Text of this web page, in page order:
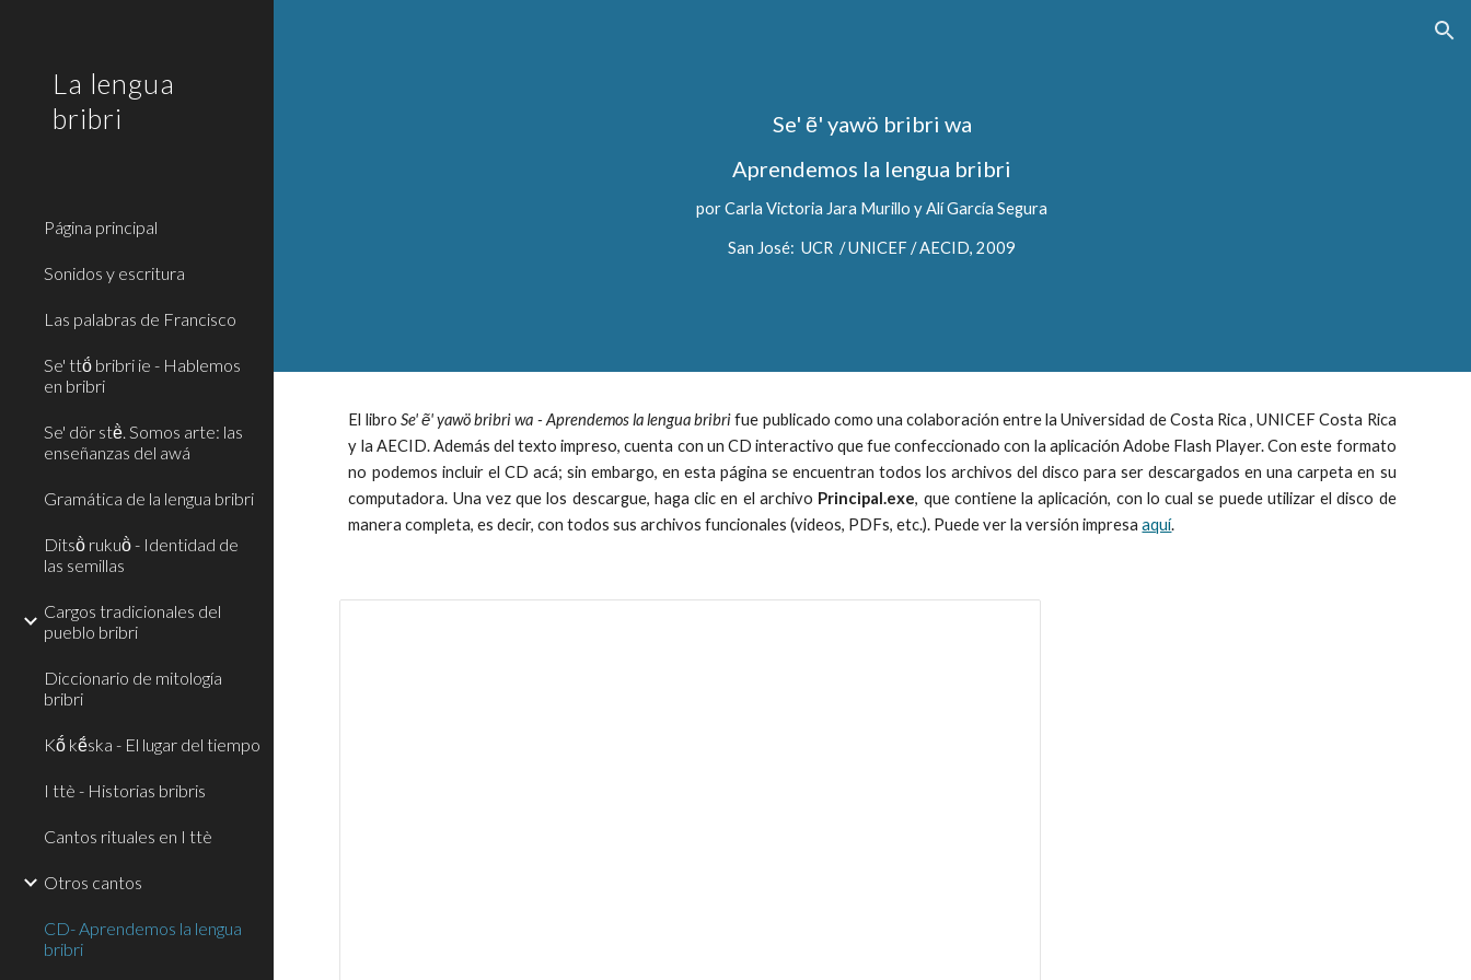
La lengua
bribri
Página principal
Sonidos y escritura
Las palabras de Francisco
Se' ttö́ bribri ie - Hablemos
en bribri
Se' dör stë̀. Somos arte: las
enseñanzas del awá
Gramática de la lengua bribri
Ditsö̀ rukuö̀ - Identidad de
las semillas
Cargos tradicionales del
pueblo bribri
Diccionario de mitología
bribri
Kṍ kẽ́ska - El lugar del tiempo
I ttè - Historias bribris
Cantos rituales en I ttè
Otros cantos
CD- Aprendemos la lengua
bribri
Se' ẽ' yawö bribri wa
Aprendemos la lengua bribri
por Carla Victoria Jara Murillo y Alí García Segura
San José:  UCR  / UNICEF / AECID, 2009
El libro Se' ẽ' yawö bribri wa - Aprendemos la lengua bribrifue publicado como una colaboración entre la Universidad de Costa Rica , UNICEF Costa Rica
y la AECID. Además del texto impreso, cuenta con un CD interactivo que fue confeccionado con la aplicación Adobe Flash Player. Con este formato
no podemos incluir el CD acá; sin embargo, en esta página se encuentran todos los archivos del disco para ser descargados en una carpeta en su
computadora. Una vez que los descargue, haga clic en el archivo Principal.exe, que contiene la aplicación, con lo cual se puede utilizar el disco de
manera completa, es decir, con todos sus archivos funcionales (videos, PDFs, etc.). Puede ver la versión impresaaquí.